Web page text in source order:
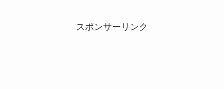
スポンサーリンク